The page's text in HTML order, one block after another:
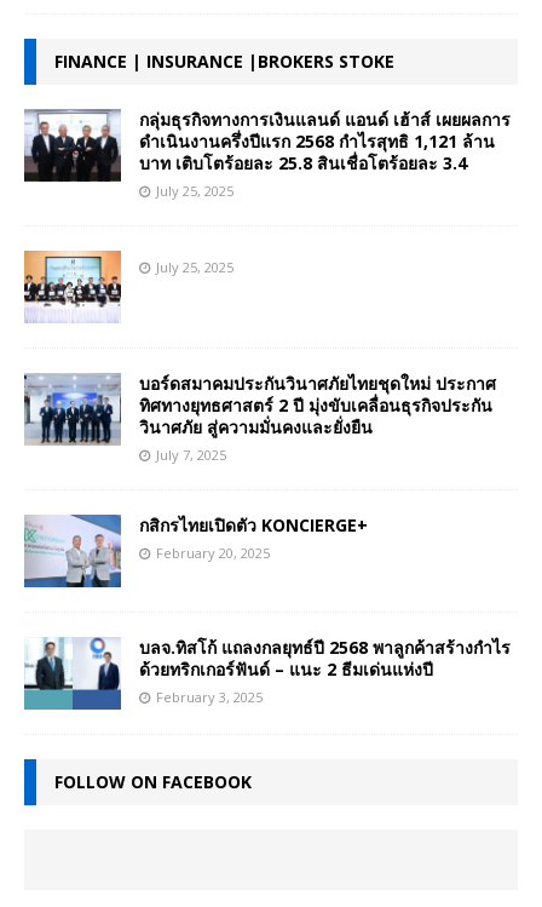
FINANCE | INSURANCE |BROKERS STOKE
กลุ่มธุรกิจทางการเงินแลนด์ แอนด์ เฮ้าส์ เผยผลการ
ดำเนินงานครึ่งปีแรก 2568 กำไรสุทธิ 1,121 ล้าน
บาท เติบโตร้อยละ 25.8 สินเชื่อโตร้อยละ 3.4
July 25, 2025
July 25, 2025
บอร์ดสมาคมประกันวินาศภัยไทยชุดใหม่ ประกาศ
ทิศทางยุทธศาสตร์ 2 ปี มุ่งขับเคลื่อนธุรกิจประกัน
วินาศภัย สู่ความมั่นคงและยั่งยืน
July 7, 2025
กสิกรไทยเปิดตัว KONCIERGE+
February 20, 2025
บลจ.ทิสโก้ แถลงกลยุทธ์ปี 2568 พาลูกค้าสร้างกำไร
ด้วยทริกเกอร์ฟันด์ – แนะ 2 ธีมเด่นแห่งปี
February 3, 2025
FOLLOW ON FACEBOOK